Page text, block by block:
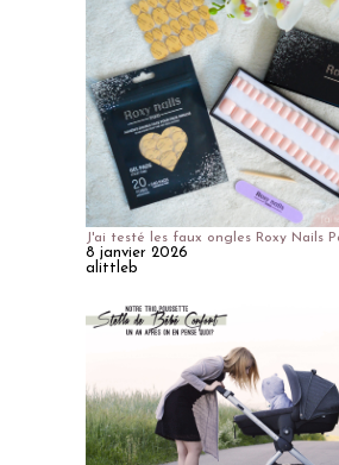
J'ai testé les faux ongles Roxy Nails
8 janvier 2026
alittleb